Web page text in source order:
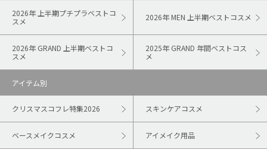
2026年 上半期プチプラベストコ
スメ
2026年 MEN 上半期ベストコスメ
2026年 GRAND 上半期ベストコ
スメ
2025年 GRAND 年間ベストコス
メ
アイテム別
クリスマスコフレ特集2026 スキンケアコスメ
ベースメイクコスメ アイメイク用品